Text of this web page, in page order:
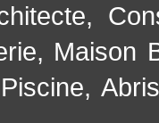
,
, Maison
Piscine,